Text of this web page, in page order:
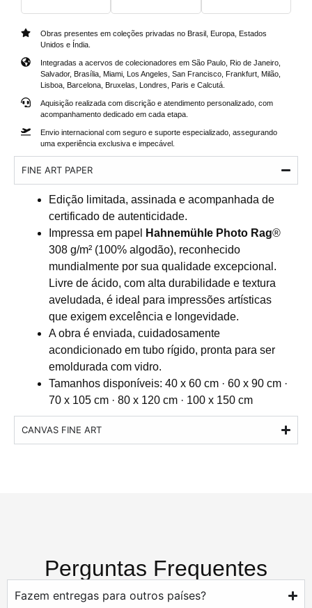
Obras presentes em coleções privadas no Brasil, Europa, Estados
Unidos e Índia.
Integradas a acervos de colecionadores em São Paulo, Rio de Janeiro,
Salvador, Brasília, Miami, Los Angeles, San Francisco, Frankfurt, Milão,
Lisboa, Barcelona, Bruxelas, Londres, Paris e Calcutá.
Aquisição realizada com discrição e atendimento personalizado, com
acompanhamento dedicado em cada etapa.
Envio internacional com seguro e suporte especializado, assegurando
uma experiência exclusiva e impecável.
FINE ART PAPER
Edição limitada, assinada e acompanhada de
certificado de autenticidade.
Impressa em papel
Hahnemühle Photo Rag®
308 g/m² (100% algodão), reconhecido
mundialmente por sua qualidade excepcional.
Livre de ácido, com alta durabilidade e textura
aveludada, é ideal para impressões artísticas
que exigem excelência e longevidade.
A obra é enviada, cuidadosamente
acondicionado em tubo rígido, pronta para ser
emoldurada com vidro.
Tamanhos disponíveis: 40 x 60 cm · 60 x 90 cm ·
70 x 105 cm · 80 x 120 cm · 100 x 150 cm
CANVAS FINE ART
Perguntas Frequentes
Fazem entregas para outros países?